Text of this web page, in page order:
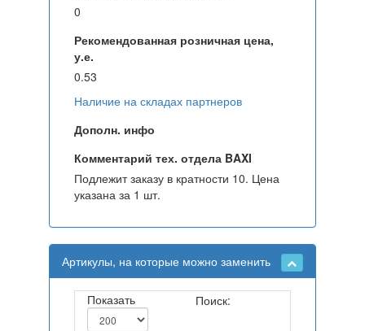
0
Рекомендованная розничная цена,
у.е.
0.53
Наличие на складах партнеров
Дополн. инфо
Комментарий тех. отдела BAXI
Подлежит заказу в кратности 10. Цена
указана за 1 шт.
Артикулы, на которые можно заменить
Показать Поиск: